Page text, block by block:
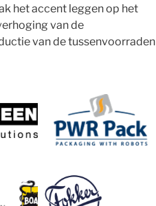
het accent leggen op het
van de
van de tussenvoorraden